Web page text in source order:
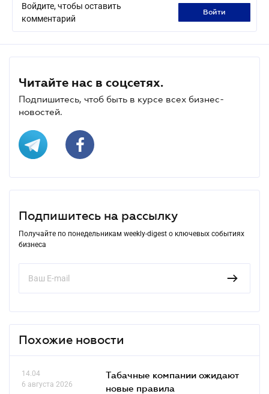
Войдите, чтобы оставить
комментарий
войти
Читайте нас в соцсетях.
Подпишитесь, чтоб быть в курсе всех бизнес-
новостей.
Подпишитесь на рассылку
Получайте по понедельникам weekly-digest о ключевых событиях
бизнеса
Похожие новости
14.04
6 августа 2026
Табачные компании ожидают
новые правила